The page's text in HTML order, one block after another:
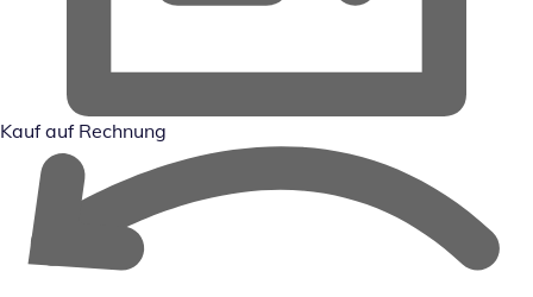
Kauf auf Rechnung